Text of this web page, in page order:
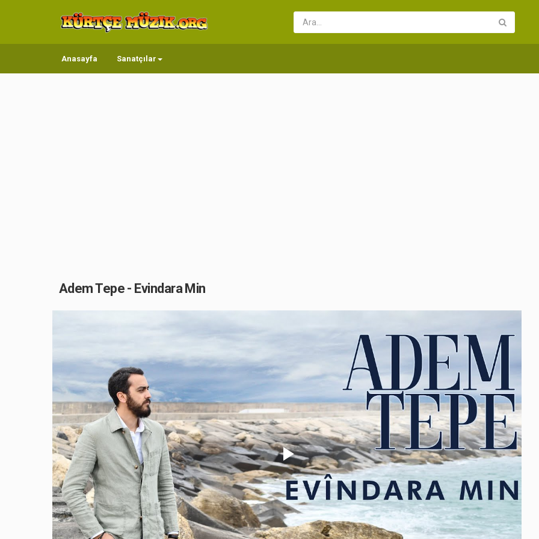
Anasayfa Sanatçılar
Adem Tepe - Evindara Min
Play
Video